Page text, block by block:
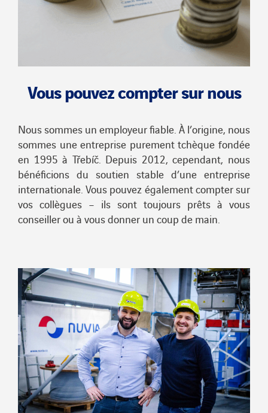
Vous pouvez compter sur nous
Nous sommes un employeur fiable. À l’origine, nous
sommes une entreprise purement tchèque fondée
en 1995 à Třebíč. Depuis 2012, cependant, nous
bénéficions du soutien stable d’une entreprise
internationale. Vous pouvez également compter sur
vos collègues – ils sont toujours prêts à vous
conseiller ou à vous donner un coup de main.